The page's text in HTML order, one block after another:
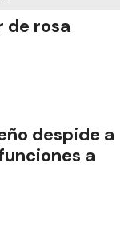
de rosa
despide a
a